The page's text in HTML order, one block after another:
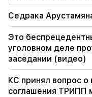
Седрака
Это
уголовном деле
заседании (видео)
КС принял вопрос о
соглашения